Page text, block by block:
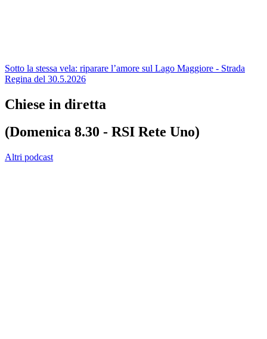
Sotto la stessa vela: riparare l’amore sul Lago Maggiore - Strada
Regina del 30.5.2026
Chiese in diretta
(Domenica 8.30 - RSI Rete Uno)
Altri podcast